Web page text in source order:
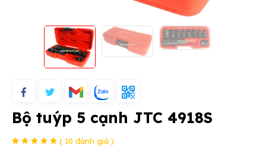
Bộ tuýp 5 cạnh JTC 4918S
( 10 đánh giá )